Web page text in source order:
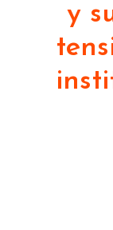
y